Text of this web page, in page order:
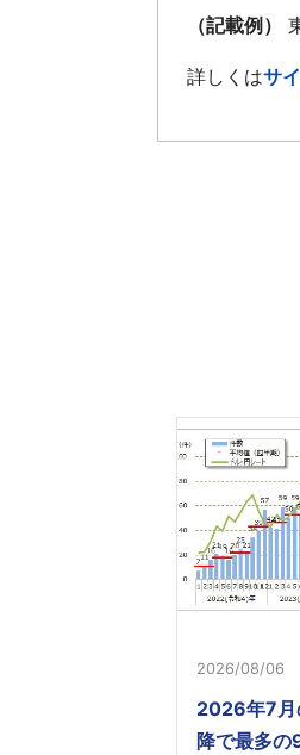
（記載例）
詳しくはサ
2026/08/06
2026年7月
降で最多